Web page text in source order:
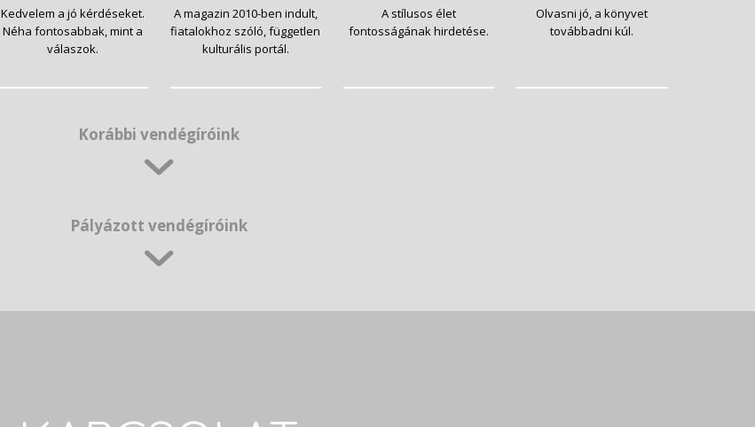
Kedvelem a jó kérdéseket.
Néha fontosabbak, mint a
válaszok.
A magazin 2010-ben indult,
fiatalokhoz szóló, független
kulturális portál.
A stílusos élet
fontosságának hirdetése.
Olvasni jó, a könyvet
továbbadni kúl.
Korábbi vendégíróink
Pályázott vendégíróink